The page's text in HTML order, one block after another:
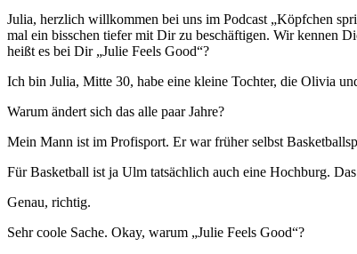
Julia, herzlich willkommen bei uns im Podcast „Köpfchen
mal ein bisschen tiefer mit Dir zu beschäftigen. Wir kennen
heißt es bei Dir „Julie Feels Good“?
Ich bin Julia, Mitte 30, habe eine kleine Tochter, die Olivia
Warum ändert sich das alle paar Jahre?
Mein Mann ist im Profisport. Er war früher selbst
Für Basketball ist ja Ulm tatsächlich auch eine Hochburg.
Genau, richtig.
Sehr coole Sache. Okay, warum „Julie Feels Good“?